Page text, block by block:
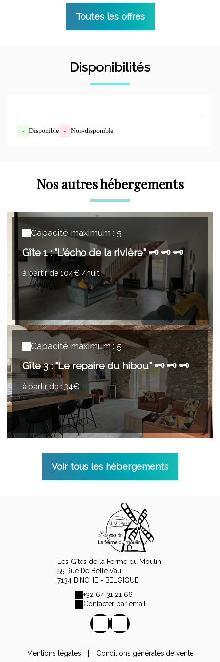
Toutes les offres
Disponibilités
- Disponible - Non-disponible
Nos autres hébergements
Capacité maximum : 5
Gîte 1 : "L'écho de la rivière" 🗝️ 🗝️ 🗝️
à partir de 104€ /nuit
Capacité maximum : 5
Gîte 3 : "Le repaire du hibou" 🗝️ 🗝️ 🗝️
à partir de 134€
Voir tous les hébergements
Les Gîtes de la Ferme du Moulin
55 Rue De Belle Vau,
7134 BINCHE - BELGIQUE
+32 64 31 21 66
Contacter par email
Mentions légales Conditions générales de vente